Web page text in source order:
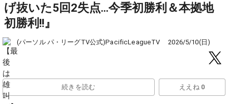
げ抜いた5回2失点…今季初勝利＆本拠地
初勝利!!』
(パーソル パ・リーグTV公式)PacificLeagueTV 2026/5/10(日)
続きを読む ええね 0